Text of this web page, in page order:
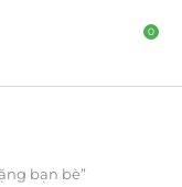
0
bạn bè”